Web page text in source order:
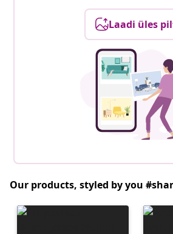
Laadi üles
Our products, styled by you